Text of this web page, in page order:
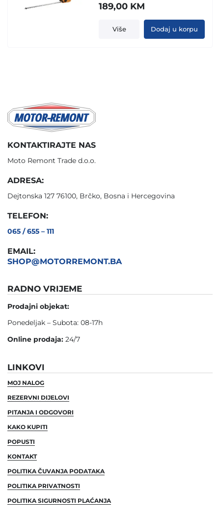
189,00 KM
Više Dodaj u korpu
KONTAKTIRAJTE NAS
Moto Remont Trade d.o.o.
ADRESA:
Dejtonska 127 76100, Brčko, Bosna i Hercegovina
TELEFON:
065 / 655 – 111
EMAIL:
SHOP@MOTORREMONT.BA
RADNO VRIJEME
Prodajni objekat:
Ponedeljak – Subota: 08-17h
Online prodaja: 24/7
LINKOVI
MOJ NALOG
REZERVNI DIJELOVI
PITANJA I ODGOVORI
KAKO KUPITI
POPUSTI
KONTAKT
POLITIKA ČUVANJA PODATAKA
POLITIKA PRIVATNOSTI
POLITIKA SIGURNOSTI PLAĆANJA